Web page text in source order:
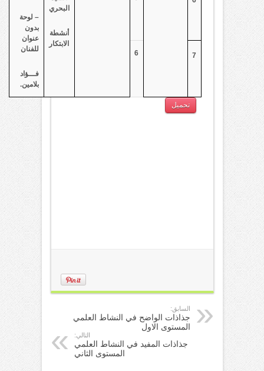
– لوحة
بدون
عنوان
للفنان
فـــؤاد
بلامين.
البحري
أنشطة
الابتكار
7
6
تحميل
السابق:
جذاذات الواضح في النشاط العلمي
المستوى الاول
التالي:
جذاذات المفيد في النشاط العلمي
المستوى الثاني